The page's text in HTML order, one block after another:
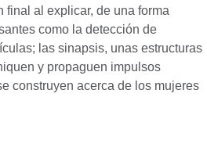
final al explicar, de una forma
como la detección de
las sinapsis, unas estructuras
y propaguen impulsos
construyen acerca de los mujeres